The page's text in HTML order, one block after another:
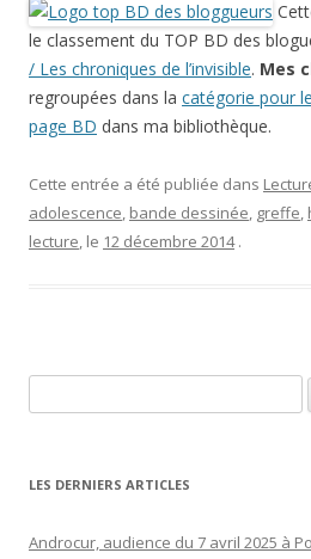
le classement du TOP BD des
/ Les chroniques de l’invisible. Mes
regroupées dans la catégorie pour
page BD dans ma bibliothèque.
Cette entrée a été publiée dans
adolescence, bande dessinée, greffe,
lecture, le 12 décembre 2014 .
LES DERNIERS ARTICLES
Androcur, audience du 7 avril 2025 à